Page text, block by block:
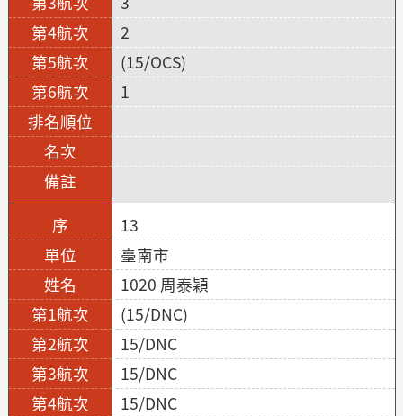
2
(15/OCS)
1
13
臺南市
1020 周泰穎
(15/DNC)
15/DNC
15/DNC
15/DNC